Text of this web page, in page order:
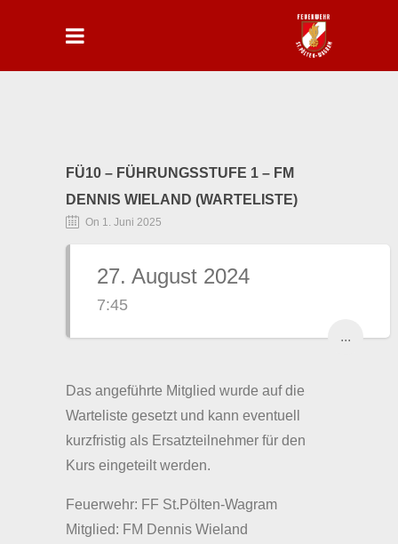
FÜ10 – FÜHRUNGSSTUFE 1 – FM
DENNIS WIELAND (WARTELISTE)
On 1. Juni 2025
27. August 2024
7:45
...
Das angeführte Mitglied wurde auf die
Warteliste gesetzt und kann eventuell
kurzfristig als Ersatzteilnehmer für den
Kurs eingeteilt werden.
Feuerwehr: FF St.Pölten-Wagram
Mitglied: FM Dennis Wieland